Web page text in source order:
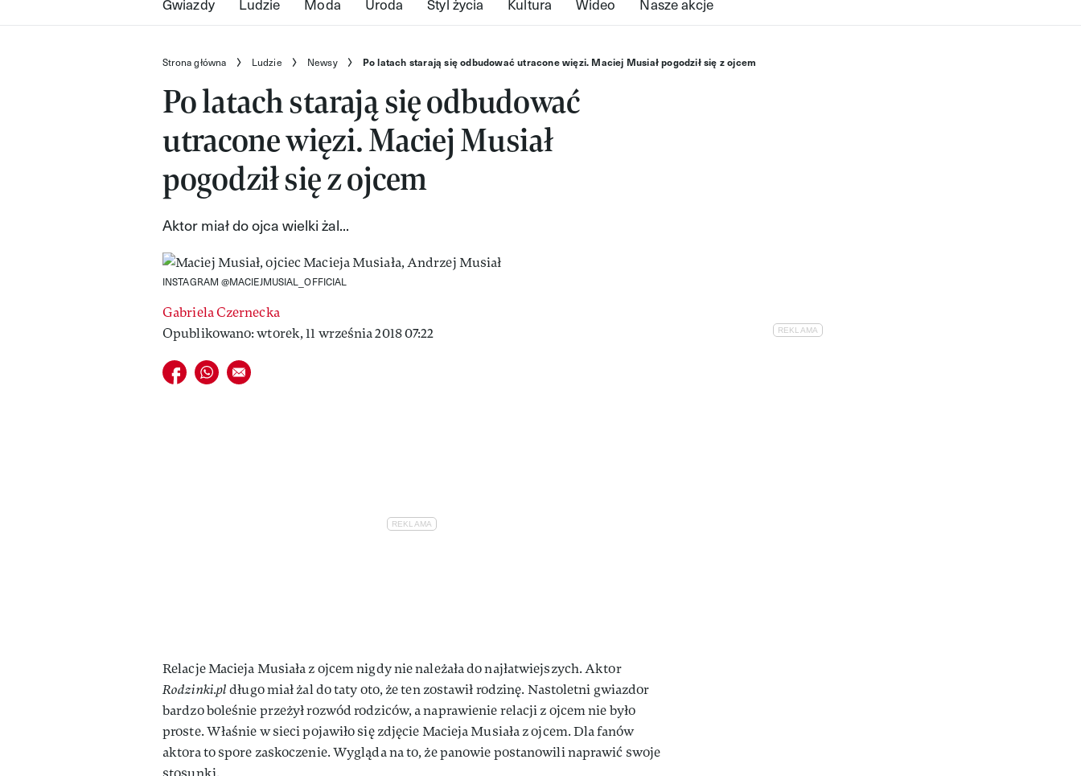
Strona główna Ludzie Newsy Po latach starają się odbudować utracone więzi. Maciej Musiał pogodził się z ojcem
Po latach starają się odbudować
utracone więzi. Maciej Musiał
pogodził się z ojcem
Aktor miał do ojca wielki żal...
INSTAGRAM @MACIEJMUSIAL_OFFICIAL
Gabriela Czernecka
Opublikowano: wtorek, 11 września 2018 07:22
Udostępnij na facebook
Udostępnij na whatsapp
E-mail do przyjaciela
Relacje Macieja Musiała z ojcem nigdy nie należała do najłatwiejszych. Aktor
Rodzinki.pldługo miał żal do taty oto, że ten zostawił rodzinę. Nastoletni gwiazdor
bardzo boleśnie przeżył rozwód rodziców, a naprawienie relacji z ojcem nie było
proste. Właśnie w sieci pojawiło się zdjęcie Macieja Musiała z ojcem. Dla fanów
aktora to spore zaskoczenie. Wygląda na to, że panowie postanowili naprawić swoje